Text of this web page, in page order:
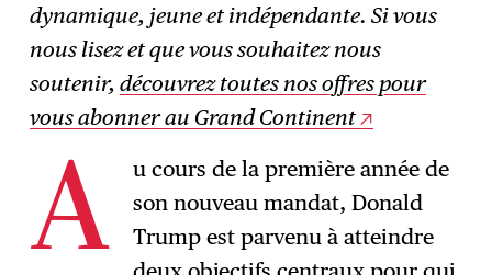
dynamique, jeune et indépendante. Si vous
nous lisez et que vous souhaitez nous
soutenir,découvrez toutes nos offres pour
vous abonner au Grand Continent
A
u cours de la première année de
son nouveau mandat, Donald
Trump est parvenu à atteindre